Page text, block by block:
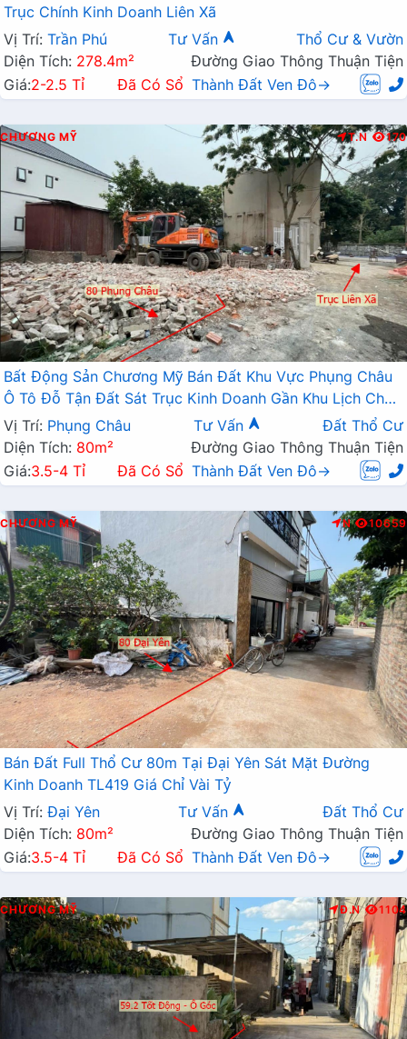
Trục Chính Kinh Doanh Liên Xã
Vị Trí: Trần Phú Tư Vấn
Thổ Cư & Vườn
Diện Tích: 278.4m²
Đường Giao Thông Thuận Tiện
Giá:2-2.5 Tỉ Đã Có Sổ Thành Đất Ven Đô→
CHƯƠNG MỸ T.N 170
Bất Động Sản Chương Mỹ Bán Đất Khu Vực Phụng Châu
Ô Tô Đỗ Tận Đất Sát Trục Kinh Doanh Gần Khu Lịch Chùa
Trầm
Vị Trí: Phụng Châu Tư Vấn
Đất Thổ Cư
Diện Tích: 80m²
Đường Giao Thông Thuận Tiện
Giá:3.5-4 Tỉ Đã Có Sổ Thành Đất Ven Đô→
CHƯƠNG MỸ N 10659
Bán Đất Full Thổ Cư 80m Tại Đại Yên Sát Mặt Đường
Kinh Doanh TL419 Giá Chỉ Vài Tỷ
Vị Trí: Đại Yên Tư Vấn
Đất Thổ Cư
Diện Tích: 80m²
Đường Giao Thông Thuận Tiện
Giá:3.5-4 Tỉ Đã Có Sổ Thành Đất Ven Đô→
CHƯƠNG MỸ Đ.N 1104